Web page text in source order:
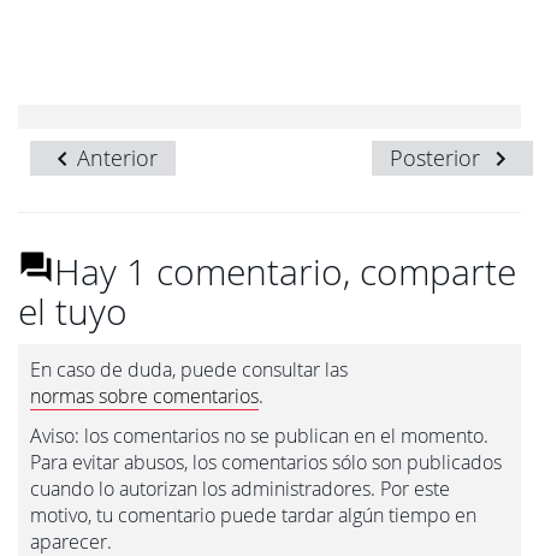
Posterior
Anterior
Hay 1 comentario, comparte
el tuyo
En caso de duda, puede consultar las
normas sobre comentarios.
Aviso: los comentarios no se publican en el momento.
Para evitar abusos, los comentarios sólo son publicados
cuando lo autorizan los administradores. Por este
motivo, tu comentario puede tardar algún tiempo en
aparecer.